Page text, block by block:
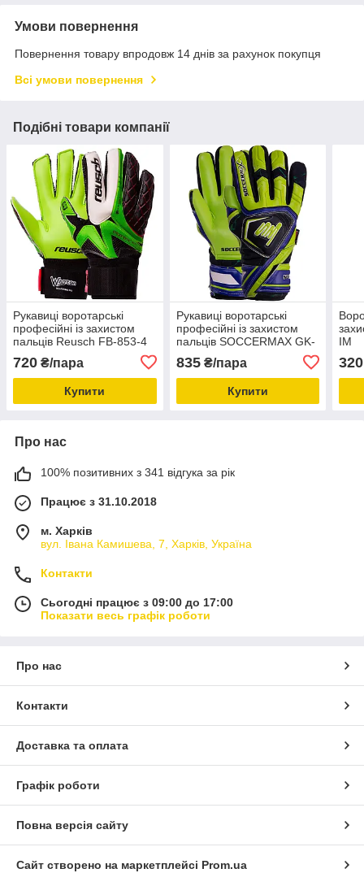
Умови повернення
Повернення товару впродовж 14 днів за рахунок покупця
Всі умови повернення
Подібні товари компанії
Рукавиці воротарські
професійні із захистом
пальців Reusch FB-853-4
720 ₴/пара
Купити
Рукавиці воротарські
професійні із захистом
пальців SOCCERMAX GK-
835₴/пара
Купити
IM
320
Про нас
100% позитивних з 341 відгука за рік
Працює з 31.10.2018
м. Харків
вул. Івана Камишева, 7, Харків, Україна
Контакти
Сьогодні працює з 09:00 до 17:00
Показати весь графік роботи
Про нас
Контакти
Доставка та оплата
Графік роботи
Повна версія сайту
Сайт створено на маркетплейсі Prom.ua